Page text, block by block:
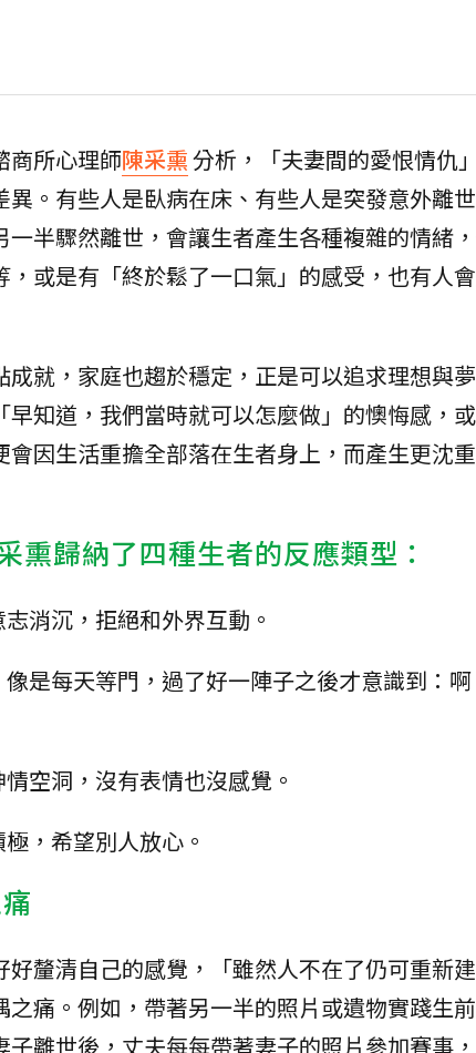
商所心理師陳采熏分析，「夫妻間的愛恨情仇
。有些人是臥病在床、有些人是突發意外離
半驟然離世，會讓生者產生各種複雜的情緒
或是有「終於鬆了一口氣」的感受，也有人
就，家庭也趨於穩定，正是可以追求理想與
知道，我們當時就可以怎麼做」的懊悔感，
因生活重擔全部落在生者身上，而產生更沈
熏歸納了四種生者的反應類型：
消沉，拒絕和外界互動。
是每天等門，過了好一陣子之後才意識到：
空洞，沒有表情也沒感覺。
，希望別人放心。
釐清自己的感覺，「雖然人不在了仍可重新
痛。例如，帶著另一半的照片或遺物實踐生
離世後，丈夫每每帶著妻子的照片參加賽事